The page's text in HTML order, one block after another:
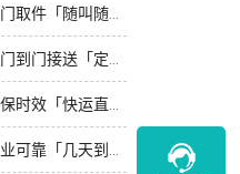
深圳到扬州物流专线_上门取件「随叫随到」
深圳到景德镇物流专线_门到门接送「定点发车」
深圳到萍乡物流专线_运保时效「快运直达」
深圳到新余物流专线_专业可靠「几天到达」